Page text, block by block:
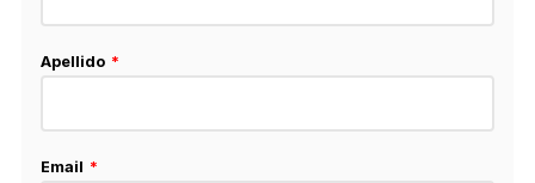
Apellido
Email